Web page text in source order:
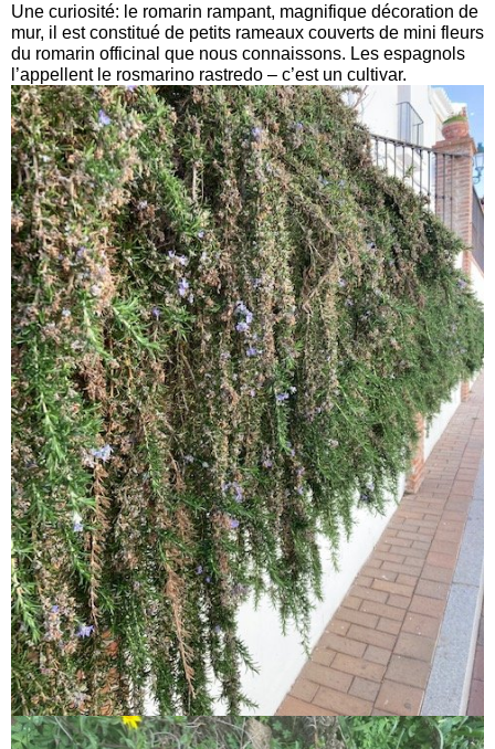
Une curiosité: le romarin rampant, magnifique décoration de
mur, il est constitué de petits rameaux couverts de mini fleurs
du romarin officinal que nous connaissons. Les espagnols
l’appellent le rosmarino rastredo – c’est un cultivar.